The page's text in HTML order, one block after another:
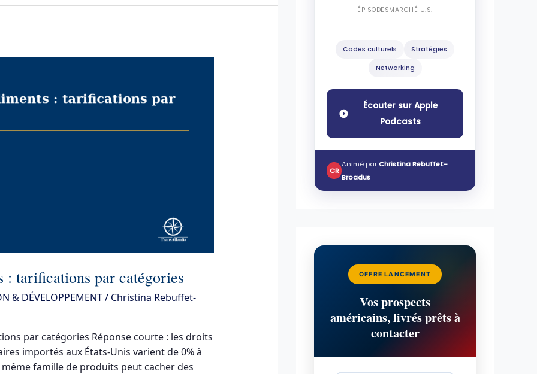
: tarifications par catégories
& DÉVELOPPEMENT/ Christina Rebuffet-
par catégories Réponse courte : les droits
importés aux États-Unis varient de 0% à
famille de produits peut cacher des
ÉPISODESMARCHÉ U.S.
Codes culturels Stratégies
Networking
Écouter sur Apple
Podcasts
CR
Animé parChristina Rebuffet-
Broadus
OFFRE LANCEMENT
Vos prospects
américains, livrés prêts à
contacter